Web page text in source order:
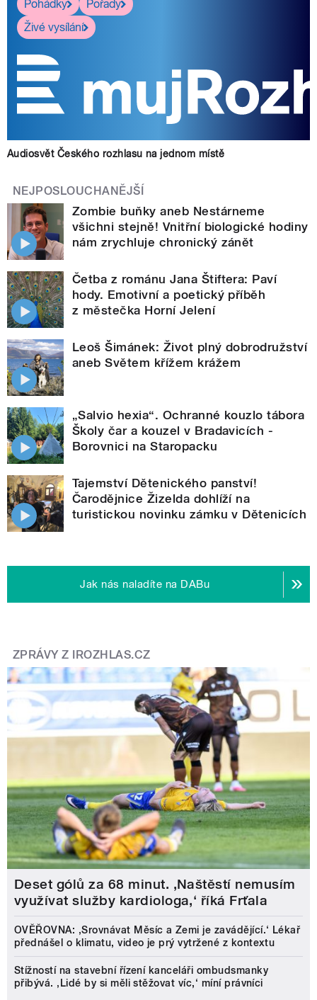
Pohádky
Pořady
Živé vysílání
Audiosvět Českého rozhlasu na jednom místě
NEJPOSLOUCHANĚJŠÍ
Zombie buňky aneb Nestárneme
všichni stejně! Vnitřní biologické hodiny
nám zrychluje chronický zánět
Četba z románu Jana Štiftera: Paví
hody. Emotivní a poetický příběh
z městečka Horní Jelení
Leoš Šimánek: Život plný dobrodružství
aneb Světem křížem krážem
„Salvio hexia“. Ochranné kouzlo tábora
Školy čar a kouzel v Bradavicích -
Borovnici na Staropacku
Tajemství Dětenického panství!
Čarodějnice Žizelda dohlíží na
turistickou novinku zámku v Dětenicích
Jak nás naladíte na DABu
ZPRÁVY Z IROZHLAS.CZ
Deset gólů za 68 minut. ,Naštěstí nemusím
využívat služby kardiologa,‘ říká Frťala
OVĚŘOVNA: ‚Srovnávat Měsíc a Zemi je zavádějící.‘ Lékař
přednášel o klimatu, video je prý vytržené z kontextu
Stížností na stavební řízení kanceláři ombudsmanky
přibývá. ‚Lidé by si měli stěžovat víc,‘ míní právníci